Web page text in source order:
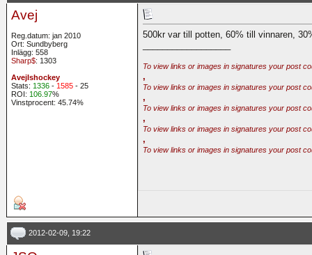
Avej
Reg.datum: jan 2010
Ort: Sundbyberg
Inlägg: 558
Sharp$: 1303
AvejIshockey
Stats: 1336 - 1585 - 25
ROI: 106.97%
Vinstprocent: 45.74%
500kr var till potten, 60% till vinnaren,
To view links or images in signatures your post
,
To view links or images in signatures your post
,
To view links or images in signatures your post
,
To view links or images in signatures your post
,
To view links or images in signatures your post
2012-02-09, 19:22